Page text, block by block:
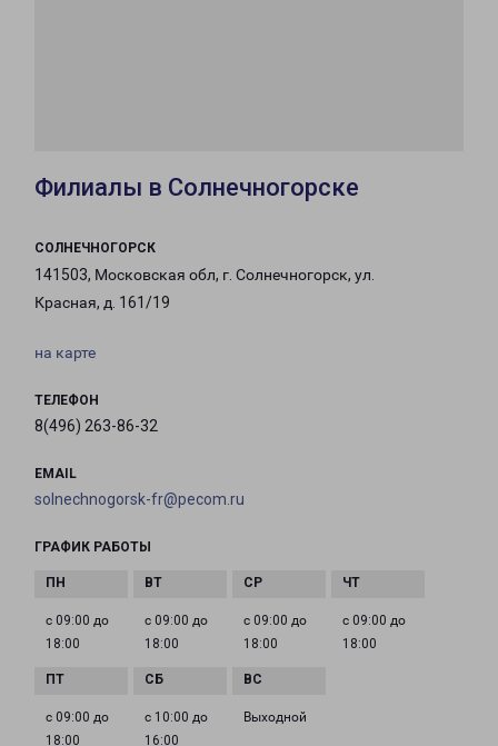
Филиалы в Солнечногорске
СОЛНЕЧНОГОРСК
141503, Московская обл, г. Солнечногорск, ул.
Красная, д. 161/19
на карте
ТЕЛЕФОН
8(496) 263-86-32
EMAIL
solnechnogorsk-fr@pecom.ru
ГРАФИК РАБОТЫ
с 09:00 до
18:00
с 09:00 до
18:00
с 09:00 до
18:00
с 09:00 до
18:00
с 09:00 до
18:00
с 10:00 до
16:00
Выходной